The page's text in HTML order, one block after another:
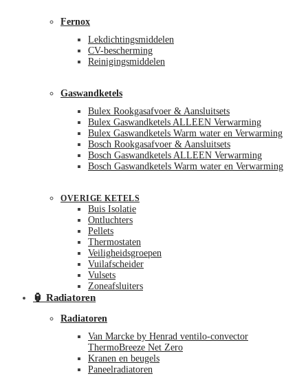
Fernox
Lekdichtingsmiddelen
CV-bescherming
Reinigingsmiddelen
Gaswandketels
Bulex Rookgasafvoer & Aansluitsets
Bulex Gaswandketels ALLEEN Verwarming
Bulex Gaswandketels Warm water en Verwarming
Bosch Rookgasafvoer & Aansluitsets
Bosch Gaswandketels ALLEEN Verwarming
Bosch Gaswandketels Warm water en Verwarming
OVERIGE KETELS
Buis Isolatie
Ontluchters
Pellets
Thermostaten
Veiligheidsgroepen
Vuilafscheider
Vulsets
Zoneafsluiters
🏮 Radiatoren
Radiatoren
Van Marcke by Henrad ventilo-convector
ThermoBreeze Net Zero
Kranen en beugels
Paneelradiatoren